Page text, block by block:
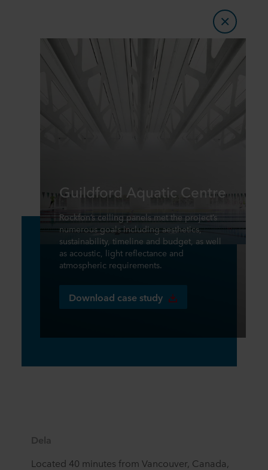
Guildford Aquatic Centre
Rockfon’s ceiling panels met the project’s
numerous goals including aesthetics,
sustainability, timeline and budget, as well
as acoustic, light reflectance and
atmospheric requirements.
Download case study
Dela
Located 40 minutes from Vancouver, Canada,